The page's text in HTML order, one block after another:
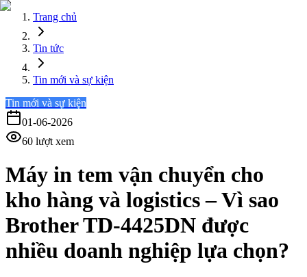
Trang chủ
Tin tức
Tin mới và sự kiện
Tin mới và sự kiện
01-06-2026
60 lượt xem
Máy in tem vận chuyển cho
kho hàng và logistics – Vì sao
Brother TD-4425DN được
nhiều doanh nghiệp lựa chọn?